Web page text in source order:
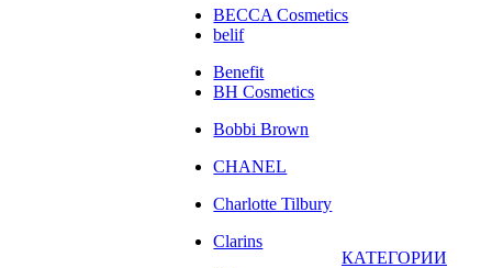
BECCA Cosmetics
belif
Benefit
BH Cosmetics
Bobbi Brown
CHANEL
Charlotte Tilbury
Clarins
КАТЕГОРИИ